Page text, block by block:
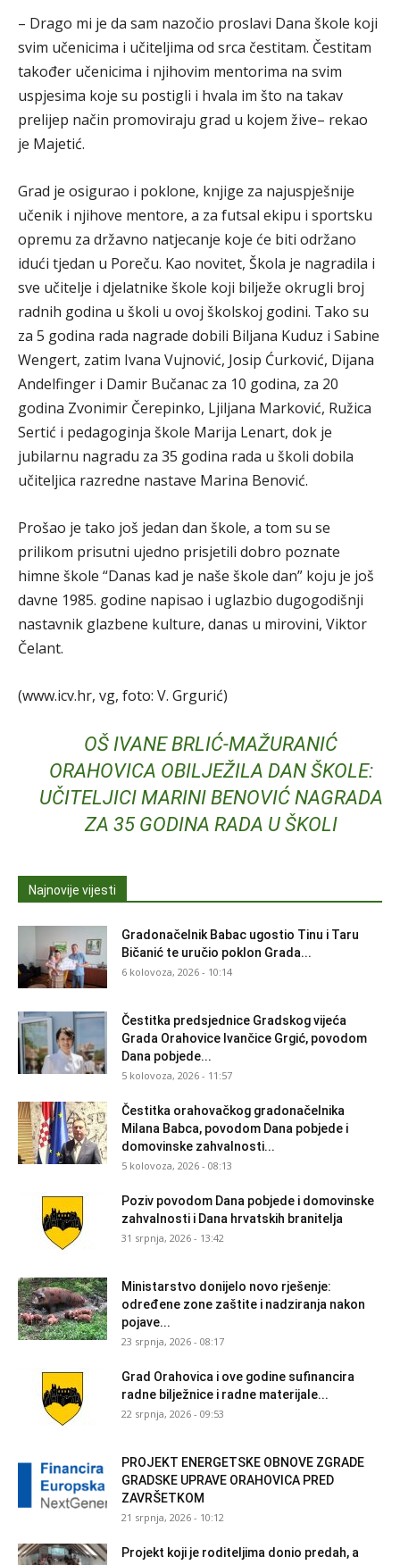
– Drago mi je da sam nazočio proslavi Dana škole koji
svim učenicima i učiteljima od srca čestitam. Čestitam
također učenicima i njihovim mentorima na svim
uspjesima koje su postigli i hvala im što na takav
prelijep način promoviraju grad u kojem žive– rekao
je Majetić.
Grad je osigurao i poklone, knjige za najuspješnije
učenik i njihove mentore, a za futsal ekipu i sportsku
opremu za državno natjecanje koje će biti održano
idući tjedan u Poreču. Kao novitet, Škola je nagradila i
sve učitelje i djelatnike škole koji bilježe okrugli broj
radnih godina u školi u ovoj školskoj godini. Tako su
za 5 godina rada nagrade dobili Biljana Kuduz i Sabine
Wengert, zatim Ivana Vujnović, Josip Ćurković, Dijana
Andelfinger i Damir Bučanac za 10 godina, za 20
godina Zvonimir Čerepinko, Ljiljana Marković, Ružica
Sertić i pedagoginja škole Marija Lenart, dok je
jubilarnu nagradu za 35 godina rada u školi dobila
učiteljica razredne nastave Marina Benović.
Prošao je tako još jedan dan škole, a tom su se
prilikom prisutni ujedno prisjetili dobro poznate
himne škole “Danas kad je naše škole dan” koju je još
davne 1985. godine napisao i uglazbio dugogodišnji
nastavnik glazbene kulture, danas u mirovini, Viktor
Čelant.
(www.icv.hr, vg, foto: V. Grgurić)
OŠ IVANE BRLIĆ-MAŽURANIĆ
ORAHOVICA OBILJEŽILA DAN ŠKOLE:
UČITELJICI MARINI BENOVIĆ NAGRADA
ZA 35 GODINA RADA U ŠKOLI
Najnovije vijesti
Gradonačelnik Babac ugostio Tinu i Taru
Bičanić te uručio poklon Grada...
6 kolovoza, 2026 - 10:14
Čestitka predsjednice Gradskog vijeća
Grada Orahovice Ivančice Grgić, povodom
Dana pobjede...
5 kolovoza, 2026 - 11:57
Čestitka orahovačkog gradonačelnika
Milana Babca, povodom Dana pobjede i
domovinske zahvalnosti...
5 kolovoza, 2026 - 08:13
Poziv povodom Dana pobjede i domovinske
zahvalnosti i Dana hrvatskih branitelja
31 srpnja, 2026 - 13:42
Ministarstvo donijelo novo rješenje:
određene zone zaštite i nadziranja nakon
pojave...
23 srpnja, 2026 - 08:17
Grad Orahovica i ove godine sufinancira
radne bilježnice i radne materijale...
22 srpnja, 2026 - 09:53
PROJEKT ENERGETSKE OBNOVE ZGRADE
GRADSKE UPRAVE ORAHOVICA PRED
ZAVRŠETKOM
21 srpnja, 2026 - 10:12
Projekt koji je roditeljima donio predah, a